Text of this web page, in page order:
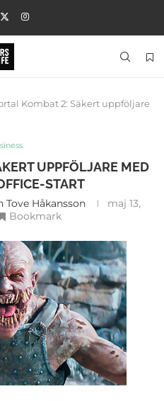
Kombat 2: Säkert uppföljare
UPPFÖLJARE MED
START
Tove Håkansson
maj 13,
Bookmark